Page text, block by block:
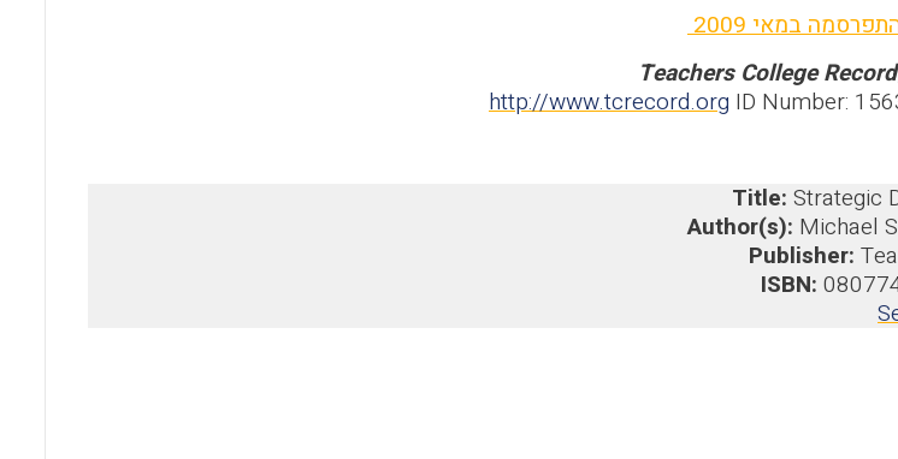
במאי 2009
Teachers College Record
http://www.tcrecord.org ID Number:
Title: Strategic
Author(s): Michael
Publisher:
ISBN: